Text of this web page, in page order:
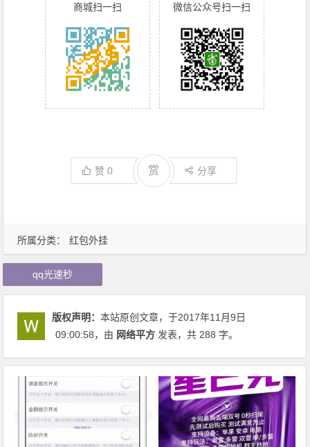
所属分类： 红包外挂
商城扫一扫
微信公众号扫一扫
赞0 赏 分享
qq光速秒
版权声明：本站原创文章，于2017年11月9日
09:00:58，由 网络平方 发表，共 288 字。